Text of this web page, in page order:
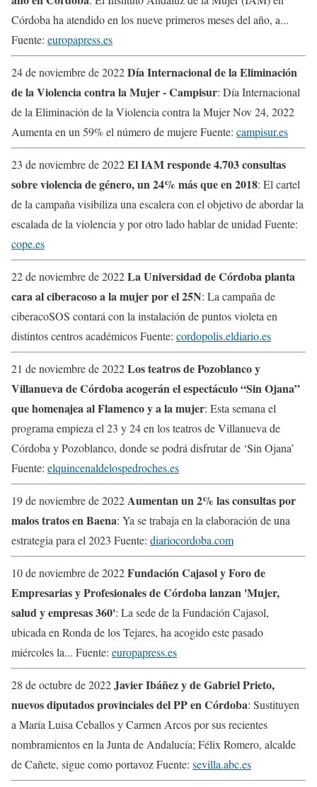
Córdoba ha atendido en los nueve primeros meses del año, a...
Fuente: europapress.es
24 de noviembre de 2022Día Internacional de la Eliminación
de la Violencia contra la Mujer - Campisur: Día Internacional
de la Eliminación de la Violencia contra la Mujer Nov 24, 2022
Aumenta en un 59% el número de mujere Fuente: campisur.es
23 de noviembre de 2022El IAM responde 4.703 consultas
sobre violencia de género, un 24% más que en 2018: El cartel
de la campaña visibiliza una escalera con el objetivo de abordar la
escalada de la violencia y por otro lado hablar de unidad Fuente:
cope.es
22 de noviembre de 2022La Universidad de Córdoba planta
cara al ciberacoso a la mujer por el 25N: La campaña de
ciberacoSOS contará con la instalación de puntos violeta en
distintos centros académicos Fuente: cordopolis.eldiario.es
21 de noviembre de 2022Los teatros de Pozoblanco y
Villanueva de Córdoba acogerán el espectáculo “Sin Ojana”
que homenajea al Flamenco y a la mujer: Esta semana el
programa empieza el 23 y 24 en los teatros de Villanueva de
Córdoba y Pozoblanco, donde se podrá disfrutar de ‘Sin Ojana’
Fuente: elquincenaldelospedroches.es
19 de noviembre de 2022Aumentan un 2% las consultas por
malos tratos en Baena: Ya se trabaja en la elaboración de una
estrategia para el 2023 Fuente: diariocordoba.com
10 de noviembre de 2022Fundación Cajasol y Foro de
Empresarias y Profesionales de Córdoba lanzan 'Mujer,
salud y empresas 360': La sede de la Fundación Cajasol,
ubicada en Ronda de los Tejares, ha acogido este pasado
miércoles la... Fuente: europapress.es
28 de octubre de 2022Javier Ibáñez y de Gabriel Prieto,
nuevos diputados provinciales del PP en Córdoba: Sustituyen
a María Luisa Ceballos y Carmen Arcos por sus recientes
nombramientos en la Junta de Andalucía; Félix Romero, alcalde
de Cañete, sigue como portavoz Fuente: sevilla.abc.es